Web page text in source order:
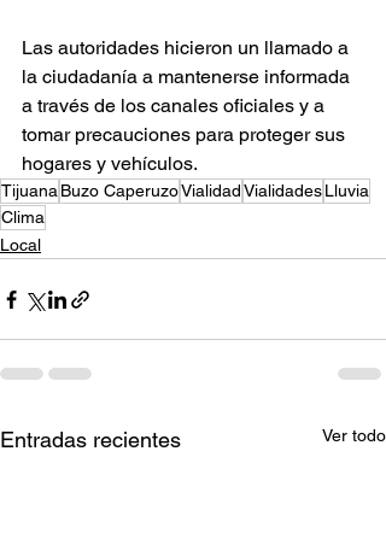
Las autoridades hicieron un llamado a
la ciudadanía a mantenerse informada
a través de los canales oficiales y a
tomar precauciones para proteger sus
hogares y vehículos.
Tijuana Buzo CaperuzoVialidadVialidadesLluvia
Clima
Local
Entradas recientes Ver todo